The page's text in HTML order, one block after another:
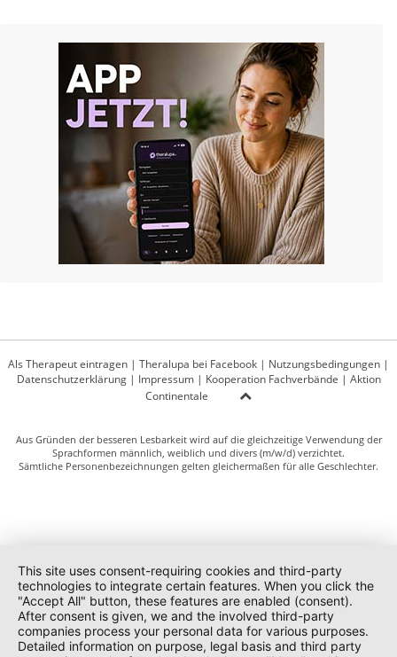
Als Therapeut eintragen | Theralupa bei Facebook | Nutzungsbedingungen |
Datenschutzerklärung| Impressum| Kooperation Fachverbände | Aktion
Continentale
Aus Gründen der besseren Lesbarkeit wird auf die gleichzeitige Verwendung der
Sprachformen männlich, weiblich und divers (m/w/d) verzichtet.
Sämtliche Personenbezeichnungen gelten gleichermaßen für alle Geschlechter.
This site uses consent-requiring cookies and third-party
technologies to integrate certain features. When you click the
"Accept All" button, these features are enabled (consent).
After consent is given, we and the involved third-party
companies process your personal data for various purposes.
Detailed information on purpose, legal basis and third party